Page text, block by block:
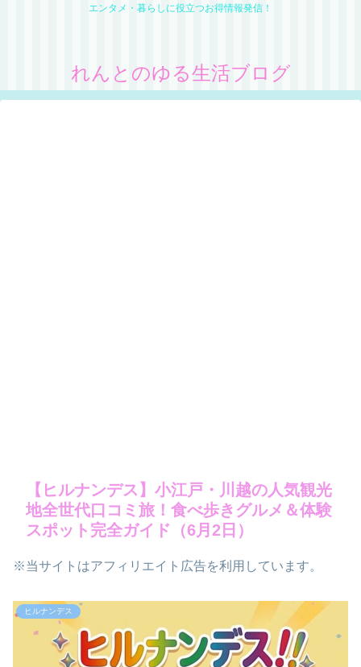
エンタメ・暮らしに役立つお得情報発信！
れんとのゆる生活ブログ
【ヒルナンデス】小江戸・川越の人気観光
地全世代口コミ旅！食べ歩きグルメ＆体験
スポット完全ガイド（6月2日）
※当サイトはアフィリエイト広告を利用しています。
ヒルナンデス